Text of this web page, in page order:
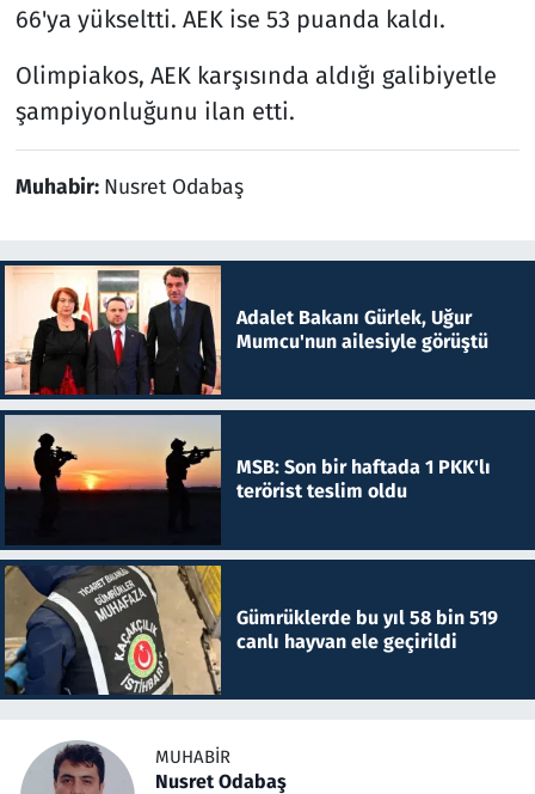
66'ya yükseltti. AEK ise 53 puanda kaldı.
Olimpiakos, AEK karşısında aldığı galibiyetle
şampiyonluğunu ilan etti.
Muhabir: Nusret Odabaş
Adalet Bakanı Gürlek, Uğur
Mumcu'nun ailesiyle görüştü
MSB: Son bir haftada 1 PKK'lı
terörist teslim oldu
Gümrüklerde bu yıl 58 bin 519
canlı hayvan ele geçirildi
MUHABIR
Nusret Odabaş